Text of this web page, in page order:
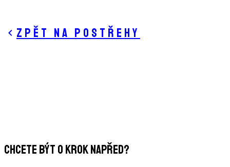
Zpět na postřehy
CHCETE BÝT O KROK NAPŘED?